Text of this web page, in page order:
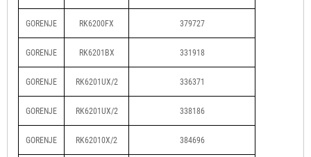
GORENJE RK6200FX 379727
GORENJE RK6201BX 331918
GORENJE RK6201UX/2 336371
GORENJE RK6201UX/2 338186
GORENJE RK62010X/2 384696